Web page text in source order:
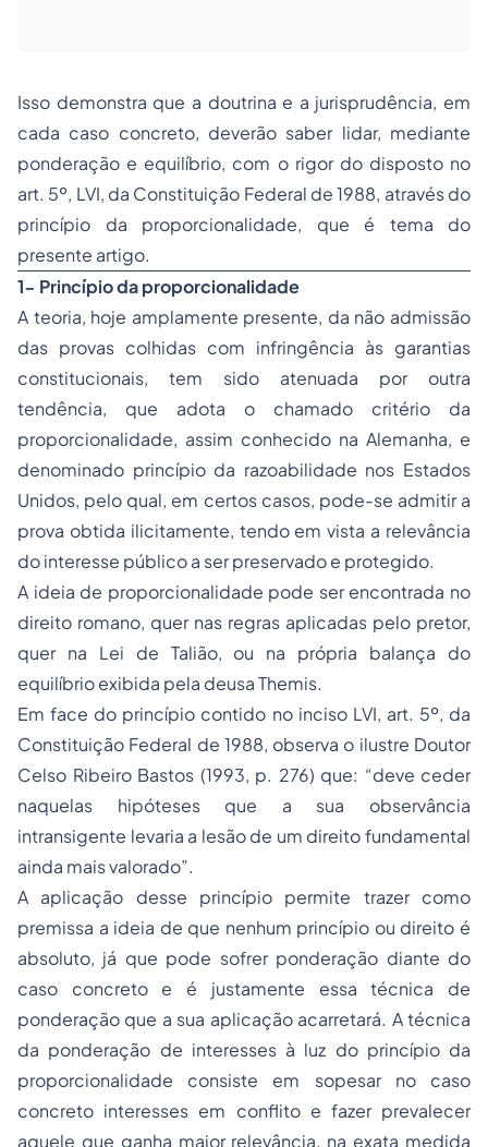
Isso demonstra que a doutrina e a jurisprudência, em
cada caso concreto, deverão saber lidar, mediante
ponderação e equilíbrio, com o rigor do disposto no
art. 5º, LVI, da Constituição Federal de 1988, através do
princípio da proporcionalidade, que é tema do
presente artigo.
1- Princípio da proporcionalidade
A teoria, hoje amplamente presente, da não admissão
das provas colhidas com infringência às garantias
constitucionais, tem sido atenuada por outra
tendência, que adota o chamado critério da
proporcionalidade, assim conhecido na Alemanha, e
denominado princípio da razoabilidade nos Estados
Unidos, pelo qual, em certos casos, pode-se admitir a
prova obtida ilicitamente, tendo em vista a relevância
do interesse público a ser preservado e protegido.
A ideia de proporcionalidade pode ser encontrada no
direito romano, quer nas regras aplicadas pelo pretor,
quer na Lei de Talião, ou na própria balança do
equilíbrio exibida pela deusa Themis.
Em face do princípio contido no inciso LVI, art. 5º, da
Constituição Federal de 1988, observa o ilustre Doutor
Celso Ribeiro Bastos (1993, p. 276) que: “deve ceder
naquelas hipóteses que a sua observância
intransigente levaria a lesão de um direito fundamental
ainda mais valorado”.
A aplicação desse princípio permite trazer como
premissa a ideia de que nenhum princípio ou direito é
absoluto, já que pode sofrer ponderação diante do
caso concreto e é justamente essa técnica de
ponderação que a sua aplicação acarretará. A técnica
da ponderação de interesses à luz do princípio da
proporcionalidade consiste em sopesar no caso
concreto interesses em conflito e fazer prevalecer
aquele que ganha maior relevância, na exata medida